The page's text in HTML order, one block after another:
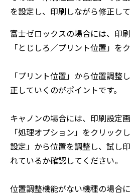
を設定し、印刷しながら修正し
富士ゼロックスの場合には、印
「とじしろ／プリント位置」を
「プリント位置」から位置調整
正していくのがポイントです。
キャノンの場合には、印刷設定
「処理オプション」をクリック
設定」から位置を調整し、試し
れているか確認してください。
位置調整機能がない機種の場合